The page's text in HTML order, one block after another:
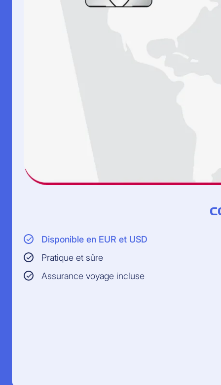
Disponible en EUR et USD
Pratique et sûre
Assurance voyage incluse